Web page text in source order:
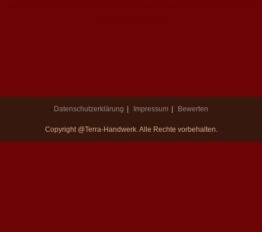
Datenschutzerklärung Impressum Bewerten
Copyright @Terra-Handwerk. Alle Rechte vorbehalten.